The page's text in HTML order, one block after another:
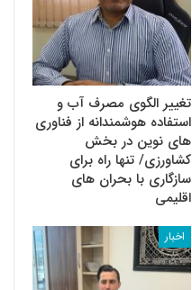
تغییر الگوی مصرف آب و
استفاده هوشمندانه از فناوری
های نوین در بخش
کشاورزی/ تنها راه برای
سازگاری با بحران های
اقلیمی
اخبار